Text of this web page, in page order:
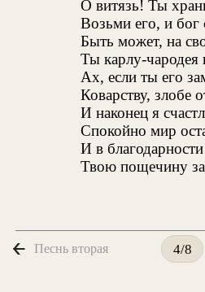
О витязь! Ты
Возьми его, и бог
Быть может, на
Ты карлу-
Ах, если ты его
Коварству, злобе
И наконец я
Спокойно мир
И в
Твою пощечину
Песнь вторая 4/8